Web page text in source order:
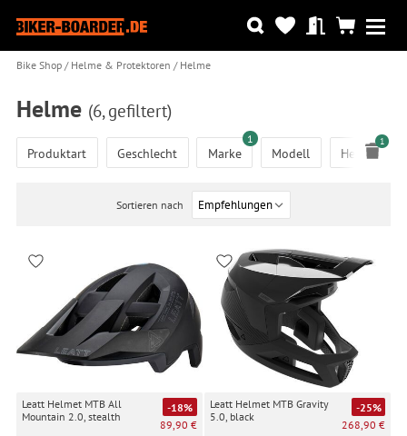
Bike Shop Helme & Protektoren Helme
Helme (6, gefiltert)
Produktart Geschlecht Marke
1
Modell Helm
1
Sortieren nach
Leatt Helmet MTB All
Mountain 2.0, stealth
-18%
89,90 €
Leatt Helmet MTB Gravity
5.0, black
-25%
268,90 €